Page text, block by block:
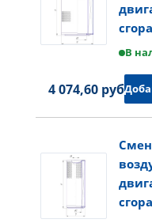
В
4 074,60 руб.